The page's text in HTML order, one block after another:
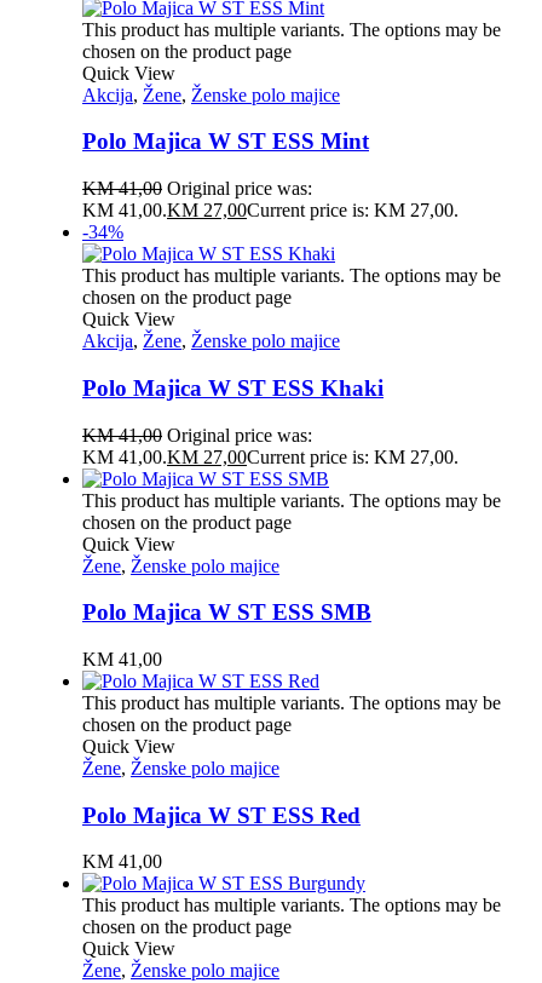
This product has multiple variants. The options may be
chosen on the product page
Quick View
Akcija, Žene, Ženske polo majice
Polo Majica W ST ESS Mint
KM41,00 Original price was:
KM 41,00.KM 27,00Current price is: KM 27,00.
-34%
This product has multiple variants. The options may be
chosen on the product page
Quick View
Akcija, Žene, Ženske polo majice
Polo Majica W ST ESS Khaki
KM41,00 Original price was:
KM 41,00.KM 27,00Current price is: KM 27,00.
This product has multiple variants. The options may be
chosen on the product page
Quick View
Žene, Ženske polo majice
Polo Majica W ST ESS SMB
KM 41,00
This product has multiple variants. The options may be
chosen on the product page
Quick View
Žene, Ženske polo majice
Polo Majica W ST ESS Red
KM 41,00
This product has multiple variants. The options may be
chosen on the product page
Quick View
Žene, Ženske polo majice